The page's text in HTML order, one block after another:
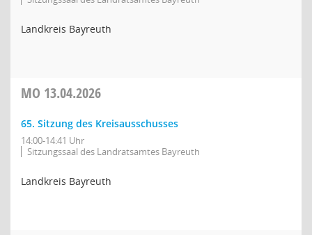
Landkreis Bayreuth
MO 13.04.2026
65. Sitzung des Kreisausschusses
14:00-14:41 Uhr
Sitzungssaal des Landratsamtes Bayreuth
Landkreis Bayreuth